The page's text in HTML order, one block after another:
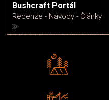
Bushcraft Portál
Recenze - Návody - Články